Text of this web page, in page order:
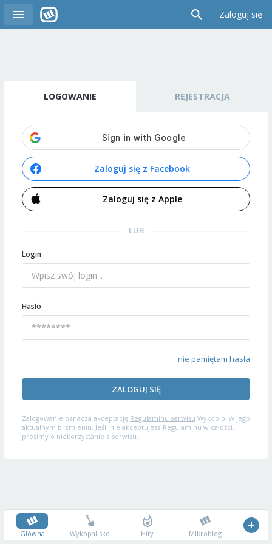
Zaloguj się
LOGOWANIE REJESTRACJA
Zaloguj się z Facebook
Zaloguj się z Apple
LUB
Login
Hasło
nie pamiętam hasła
ZALOGUJ SIĘ
Zalogowanie oznacza akceptację Regulaminu serwisu Wykop.pl w jego
aktualnym brzmieniu. Jeśli nie akceptujesz Regulaminu w całości,
prosimy o niekorzystanie z serwisu.
Główna Wykopalisko Hity Mikroblog